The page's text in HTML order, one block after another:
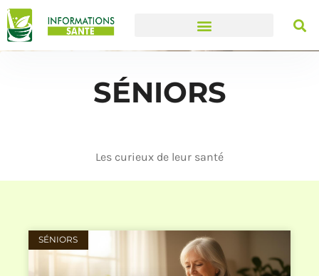
SÉNIORS
Les curieux de leur santé
SÉNIORS